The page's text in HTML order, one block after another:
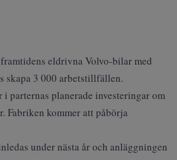
eldrivna Volvo-bilar med
skapa 3 000 arbetstillfällen.
parternas planerade investeringar om
Fabriken kommer att påbörja
under nästa år och anläggningen